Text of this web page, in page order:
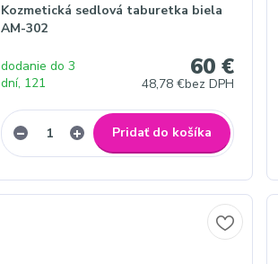
Kozmetická sedlová taburetka biela
AM-302
60 €
48,78 €bez DPH
dodanie do 3
dní, 121
Pridať do košíka